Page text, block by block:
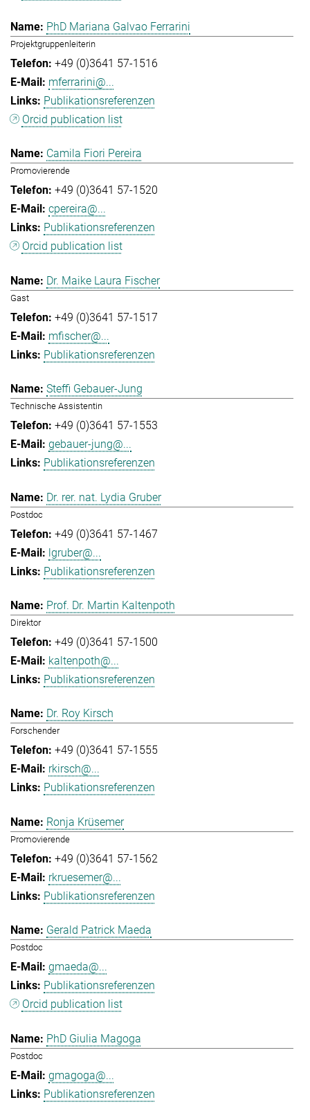
PhD Mariana Galvao Ferrarini
Projektgruppenleiterin
+49 (0)3641 57-1516
mferrarini@...
Publikationsreferenzen
Orcid publication list
Camila Fiori Pereira
Promovierende
+49 (0)3641 57-1520
cpereira@...
Publikationsreferenzen
Orcid publication list
Dr. Maike Laura Fischer
Gast
+49 (0)3641 57-1517
mfischer@...
Publikationsreferenzen
Steffi Gebauer-Jung
Technische Assistentin
+49 (0)3641 57-1553
gebauer-jung@...
Publikationsreferenzen
Dr. rer. nat. Lydia Gruber
Postdoc
+49 (0)3641 57-1467
lgruber@...
Publikationsreferenzen
Prof. Dr. Martin Kaltenpoth
Direktor
+49 (0)3641 57-1500
kaltenpoth@...
Publikationsreferenzen
Dr. Roy Kirsch
Forschender
+49 (0)3641 57-1555
rkirsch@...
Publikationsreferenzen
Ronja Krüsemer
Promovierende
+49 (0)3641 57-1562
rkruesemer@...
Publikationsreferenzen
Gerald Patrick Maeda
Postdoc
gmaeda@...
Publikationsreferenzen
Orcid publication list
PhD Giulia Magoga
Postdoc
gmagoga@...
Publikationsreferenzen